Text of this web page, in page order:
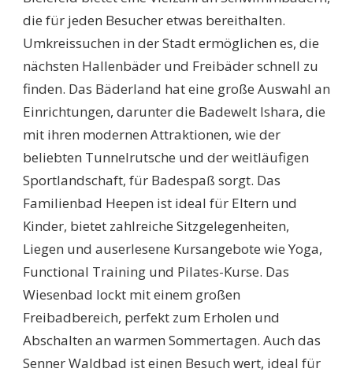
die für jeden Besucher etwas bereithalten.
Umkreissuchen in der Stadt ermöglichen es, die
nächsten Hallenbäder und Freibäder schnell zu
finden. Das Bäderland hat eine große Auswahl an
Einrichtungen, darunter die Badewelt Ishara, die
mit ihren modernen Attraktionen, wie der
beliebten Tunnelrutsche und der weitläufigen
Sportlandschaft, für Badespaß sorgt. Das
Familienbad Heepen ist ideal für Eltern und
Kinder, bietet zahlreiche Sitzgelegenheiten,
Liegen und auserlesene Kursangebote wie Yoga,
Functional Training und Pilates-Kurse. Das
Wiesenbad lockt mit einem großen
Freibadbereich, perfekt zum Erholen und
Abschalten an warmen Sommertagen. Auch das
Senner Waldbad ist einen Besuch wert, ideal für